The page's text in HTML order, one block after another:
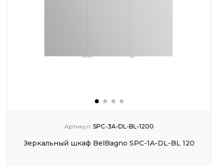
Артикул: SPC-3A-DL-BL-1200
Зеркальный шкаф BelBagno SPC-1A-DL-BL 120